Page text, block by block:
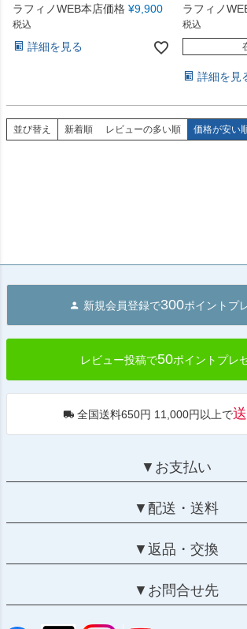
ラフィノWEB本店価格 ¥9,900
税込
詳細を見る
ラフィノ
税込
詳細を見
並び替え 新着順 レビューの多い順 価格が安い
新規会員登録で300ポイントプ
レビュー投稿で50ポイントプレ
全国送料650円 11,000円以上で
▼お支払い
▼配送・送料
▼返品・交換
▼お問合せ先